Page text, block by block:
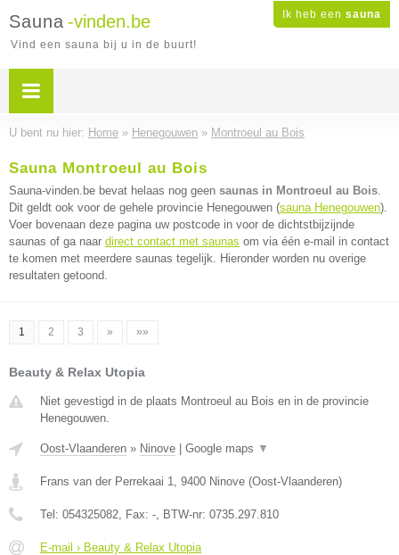
Ik heb een sauna
Sauna -vinden.be
Vind een sauna bij u in de buurt!
U bent nu hier: Home » Henegouwen » Montroeul au Bois
Sauna Montroeul au Bois
Sauna-vinden.be bevat helaas nog geen saunas in Montroeul au Bois.
Dit geldt ook voor de gehele provincie Henegouwen (sauna Henegouwen).
Voer bovenaan deze pagina uw postcode in voor de dichtstbijzijnde
saunas of ga naar direct contact met saunas om via één e-mail in contact
te komen met meerdere saunas tegelijk. Hieronder worden nu overige
resultaten getoond.
1 2 3 » »»
Beauty & Relax Utopia
Niet gevestigd in de plaats Montroeul au Bois en in de provincie
Henegouwen.
Oost-Vlaanderen » Ninove Google maps ▼
Frans van der Perrekaai 1, 9400 Ninove (Oost-Vlaanderen)
Tel: 054325082, Fax: -, BTW-nr: 0735.297.810
E-mail › Beauty & Relax Utopia